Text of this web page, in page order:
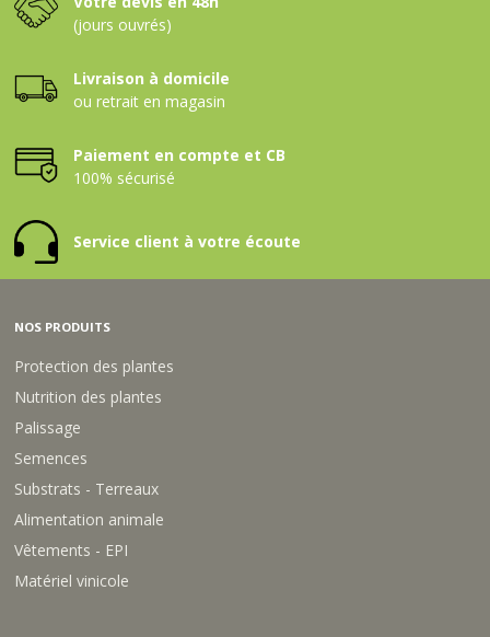
(jours ouvrés)
Livraison à domicile
ou retrait en magasin
Paiement en compte et CB
100% sécurisé
Service client à votre écoute
NOS PRODUITS
Protection des plantes
Nutrition des plantes
Palissage
Semences
Substrats - Terreaux
Alimentation animale
Vêtements - EPI
Matériel vinicole